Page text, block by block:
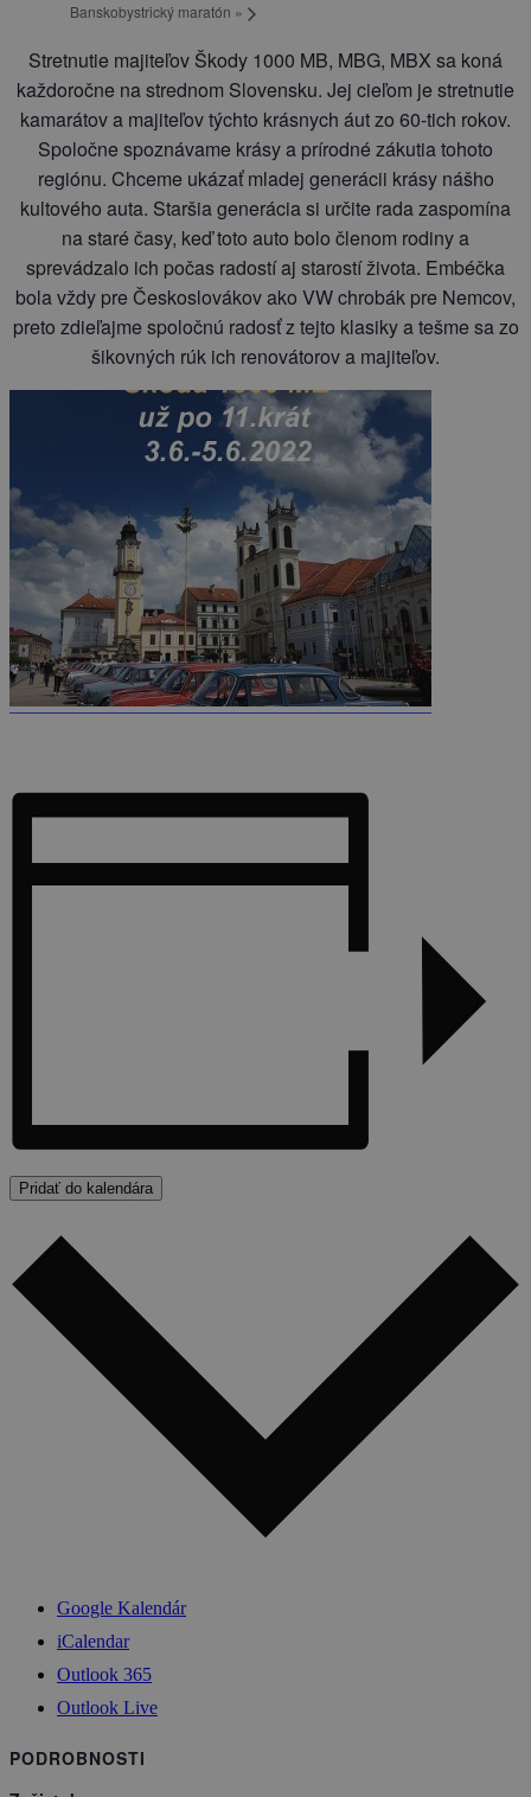
Banskobystrický maratón »
Stretnutie majiteľov Škody 1000 MB, MBG, MBX sa koná
každoročne na strednom Slovensku. Jej cieľom je stretnutie
kamarátov a majiteľov týchto krásnych áut zo 60-tich rokov.
Spoločne spoznávame krásy a prírodné zákutia tohoto
regiónu. Chceme ukázať mladej generácii krásy nášho
kultového auta. Staršia generácia si určite rada zaspomína
na staré časy, keď toto auto bolo členom rodiny a
sprevádzalo ich počas radostí aj starostí života. Embéčka
bola vždy pre Českoslovákov ako VW chrobák pre Nemcov,
preto zdieľajme spoločnú radosť z tejto klasiky a tešme sa zo
šikovných rúk ich renovátorov a majiteľov.
Pridať do kalendára
Google Kalendár
iCalendar
Outlook 365
Outlook Live
PODROBNOSTI